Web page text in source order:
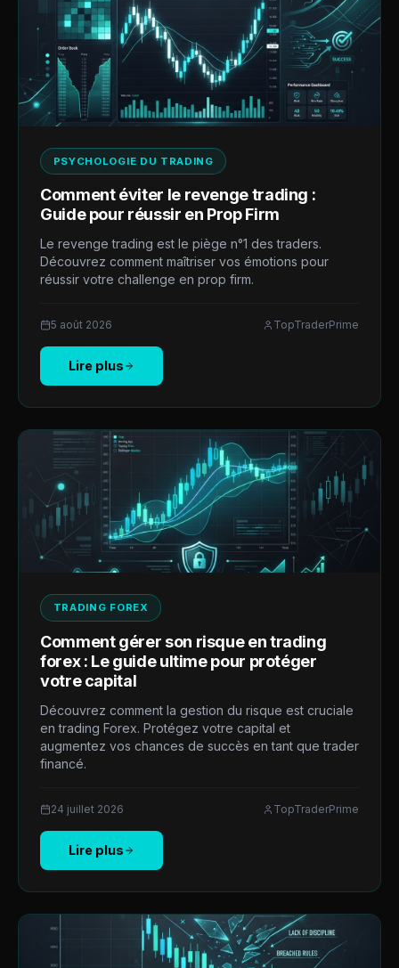
PSYCHOLOGIE DU TRADING
Comment éviter le revenge trading :
Guide pour réussir en Prop Firm
Le revenge trading est le piège n°1 des traders.
Découvrez comment maîtriser vos émotions pour
réussir votre challenge en prop firm.
5 août 2026 TopTraderPrime
Lire plus
TRADING FOREX
Comment gérer son risque en trading
forex : Le guide ultime pour protéger
votre capital
Découvrez comment la gestion du risque est cruciale
en trading Forex. Protégez votre capital et
augmentez vos chances de succès en tant que trader
financé.
24 juillet 2026 TopTraderPrime
Lire plus